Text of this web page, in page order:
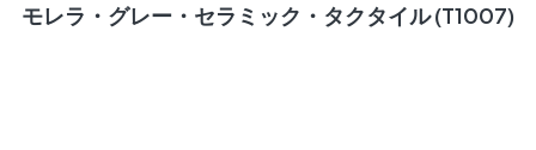
モレラ・グレー・セラミック・タクタイル (T1007)